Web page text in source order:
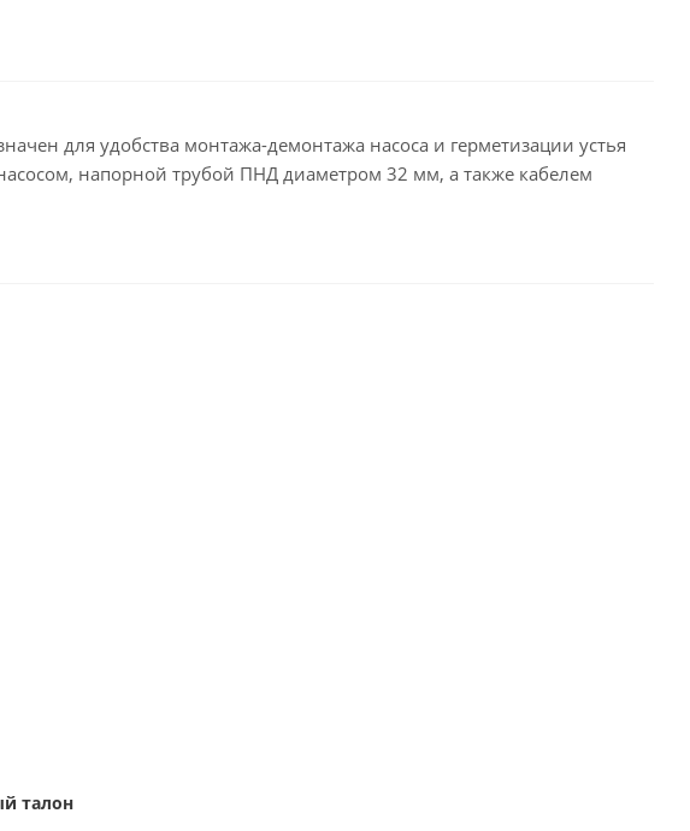
для удобства монтажа-демонтажа насоса и герметизации устья
напорной трубой ПНД диаметром 32 мм, а также кабелем
талон